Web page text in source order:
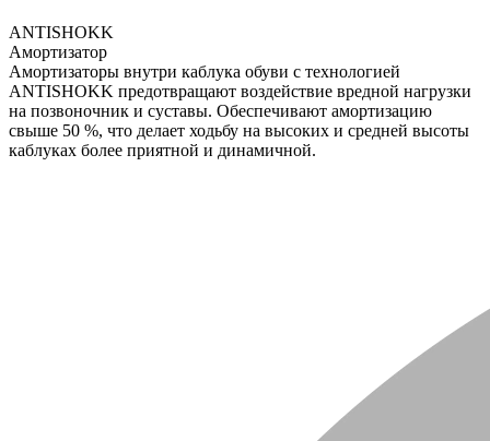
ANTISHOKK
Амортизатор
Амортизаторы внутри каблука обуви с технологией
ANTISHOKK предотвращают воздействие вредной нагрузки
на позвоночник и суставы. Обеспечивают амортизацию
свыше 50 %, что делает ходьбу на высоких и средней высоты
каблуках более приятной и динамичной.